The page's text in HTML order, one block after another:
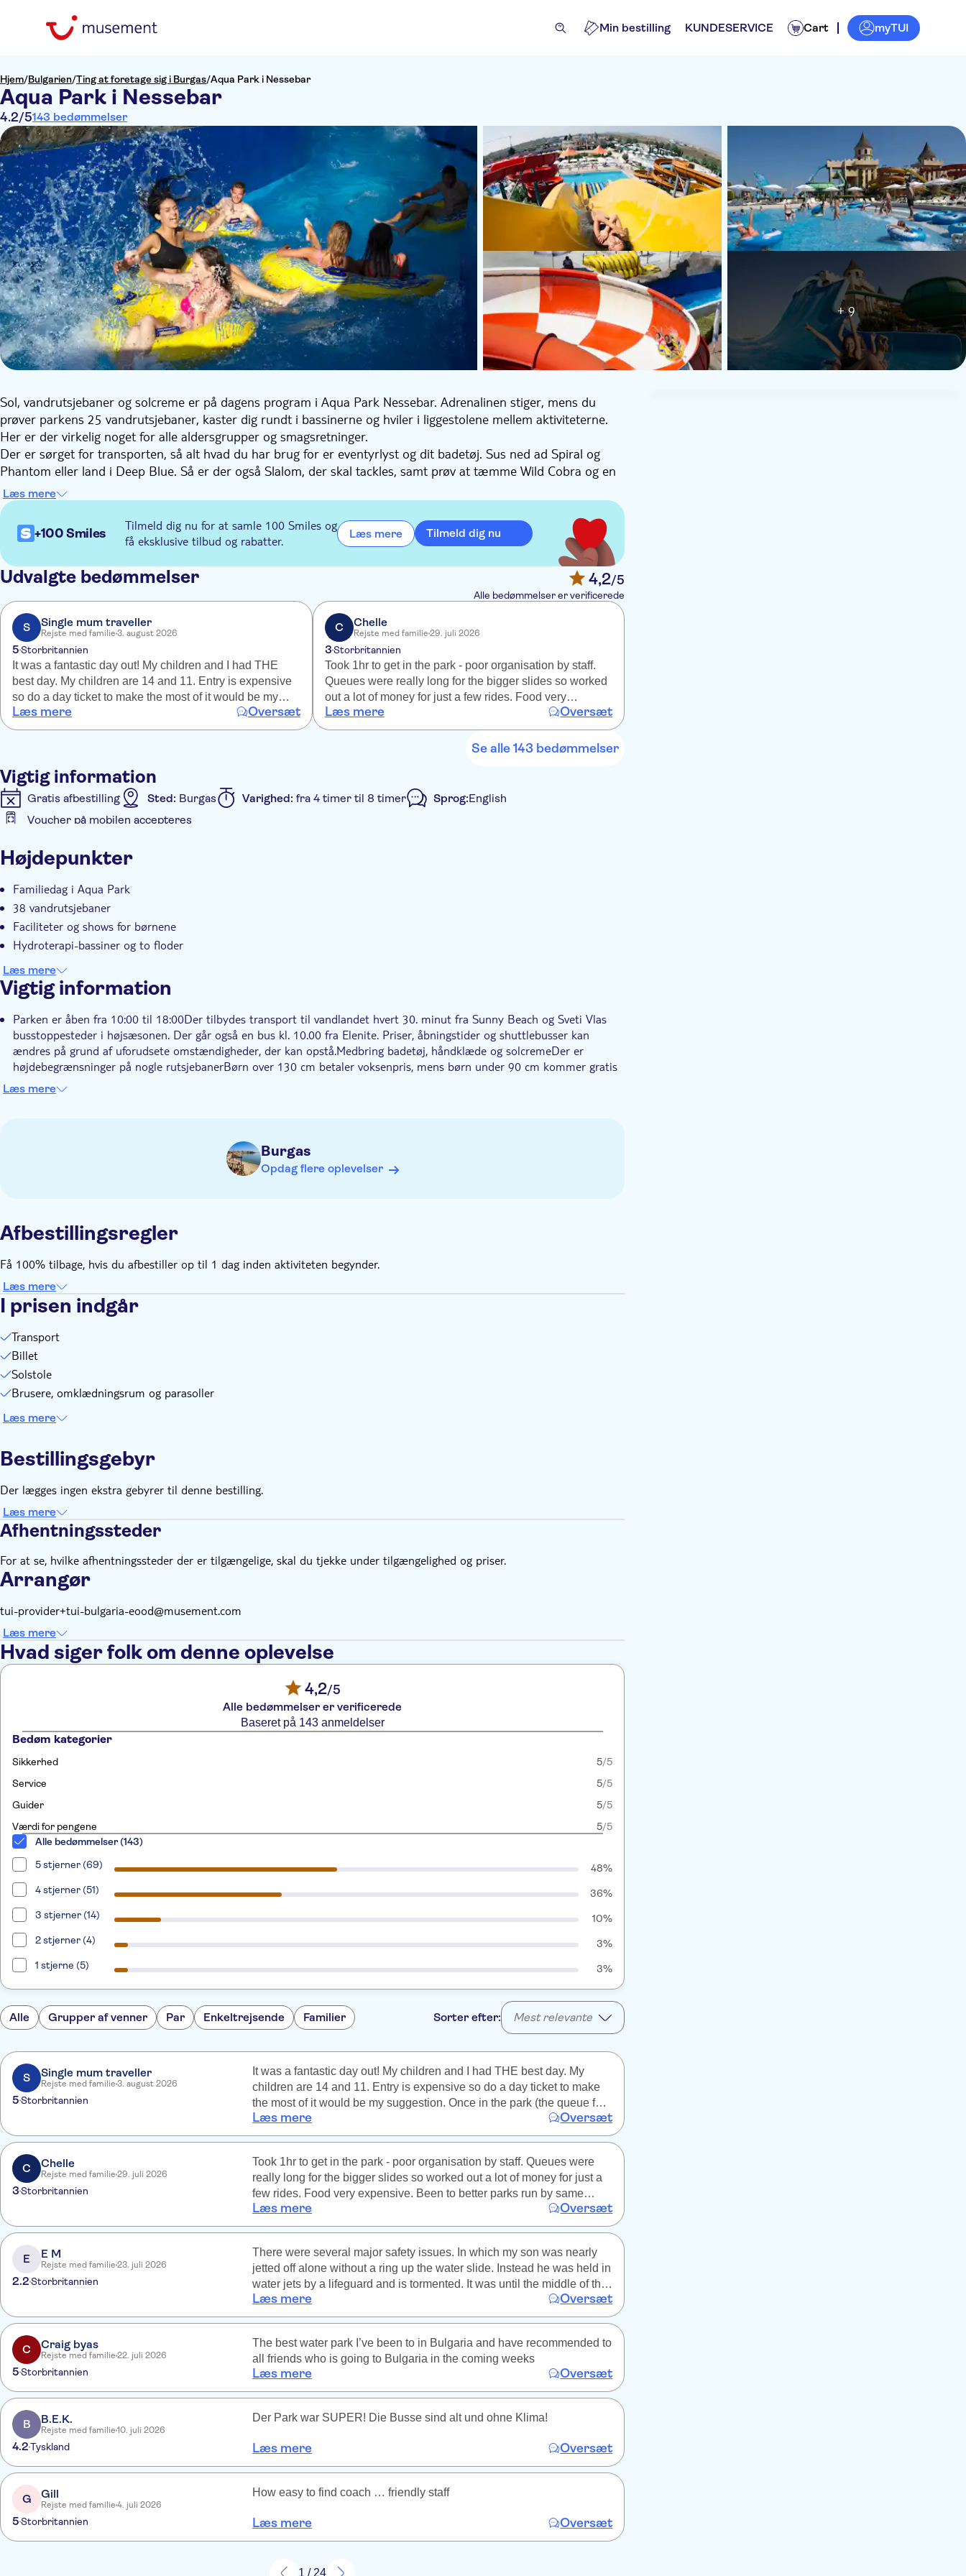
Min bestilling KUNDESERVICE Cart myTUI
Hjem/Bulgarien/Ting at foretage sig i Burgas/Aqua Park i Nessebar
Aqua Park i Nessebar
4.2/5143 bedømmelser
+ 9
Sol, vandrutsjebaner og solcreme er på dagens program i Aqua Park Nessebar. Adrenalinen stiger, mens du
prøver parkens 25 vandrutsjebaner, kaster dig rundt i bassinerne og hviler i liggestolene mellem aktiviteterne.
Her er der virkelig noget for alle aldersgrupper og smagsretninger.
Der er sørget for transporten, så alt hvad du har brug for er eventyrlyst og dit badetøj. Sus ned ad Spiral og
Phantom eller land i Deep Blue. Så er der også Slalom, der skal tackles, samt prøv at tæmme Wild Cobra og en
lang række andre vandrutsjebaner.
Indimellem kan du slappe af i de to floder, svømmebassinerne med hydroterapi eller i jacuzzien. Børnene kan
tilbringe deres tid i Water Castle og poolen, eller planlæg efter at se et af de mange shows i løbet af dagen.
Læs mere
+100 Smiles
Tilmeld dig nu for at samle 100 Smiles og
få eksklusive tilbud og rabatter.
Læs mere Tilmeld dig nu
Udvalgte bedømmelser 4,2/5
Alle bedømmelser er verificerede
S Single mum traveller
Rejste med familie 3. august 2026
5Storbritannien
It was a fantastic day out! My children and I had THE
best day. My children are 14 and 11. Entry is expensive
so do a day ticket to make the most of it would be my
suggestion. Once in the park (the queue for pre-paid
entry is LOOOOOOONG) it was well explained and well
by the parasol at all. It was a super hot day! Would
highly recommend and would 100% return.
Læs mere Oversæt
C Chelle
Rejste med familie29. juli 2026
3Storbritannien
Took 1hr to get in the park - poor organisation by staff.
Queues were really long for the bigger slides so worked
out a lot of money for just a few rides. Food very
expensive. Been to better parks run by same company
Læs mere Oversæt
Se alle 143 bedømmelser
Vigtig information
Gratis afbestilling Sted: Burgas Varighed: fra 4 timer til 8 timer Sprog:English
Voucher på mobilen accepteres
Øjeblikkelig bekræftelse
Højdepunkter
Familiedag i Aqua Park
38 vandrutsjebaner
Faciliteter og shows for børnene
Hydroterapi-bassiner og to floder
Læs mere
Vigtig information
Parken er åben fra 10:00 til 18:00Der tilbydes transport til vandlandet hvert 30. minut fra Sunny Beach og Sveti Vlas
busstoppesteder i højsæsonen. Der går også en bus kl. 10.00 fra Elenite. Priser, åbningstider og shuttlebusser kan
ændres på grund af uforudsete omstændigheder, der kan opstå.Medbring badetøj, håndklæde og solcremeDer er
højdebegrænsninger på nogle rutsjebanerBørn over 130 cm betaler voksenpris, mens børn under 90 cm kommer gratis
Penge til ekstra fornødenheder eller drikkepenge
Afhængig af vejrforholdene
Læs mere
Burgas
Opdag flere oplevelser
Afbestillingsregler
Få 100% tilbage, hvis du afbestiller op til 1 dag inden aktiviteten begynder.
Læs mere
I prisen indgår
Transport
Billet
Solstole
Brusere, omklædningsrum og parasoller
Læs mere
Bestillingsgebyr
Der lægges ingen ekstra gebyrer til denne bestilling.
Læs mere
Afhentningssteder
For at se, hvilke afhentningssteder der er tilgængelige, skal du tjekke under tilgængelighed og priser.
Arrangør
tui-provider+tui-bulgaria-eood@musement.com
Læs mere
Hvad siger folk om denne oplevelse
4,2/5
Alle bedømmelser er verificerede
Baseret på 143 anmeldelser
Bedøm kategorier
Sikkerhed 5/5
Service
5/5
Guider
5/5
Værdi for pengene
5/5
Alle bedømmelser (143)
5 stjerner (69)
48%
4 stjerner (51)
36%
3 stjerner (14)
10%
2 stjerner (4)
3%
1 stjerne (5)
3%
Alle Grupper af venner Par Enkeltrejsende Familier Sorter efter: Mest relevante
S Single mum traveller
Rejste med familie 3. august 2026
5Storbritannien
It was a fantastic day out! My children and I had THE best day. My
children are 14 and 11. Entry is expensive so do a day ticket to make
the most of it would be my suggestion. Once in the park (the queue for
pre-paid entry is LOOOOOOONG) it was well explained and well
organised. Choose sun loungers carefully, based on the sun
all. It was a super hot day! Would highly recommend and would 100%
return.
Læs mere Oversæt
C Chelle
Rejste med familie 29. juli 2026
3Storbritannien
Took 1hr to get in the park - poor organisation by staff. Queues were
really long for the bigger slides so worked out a lot of money for just a
few rides. Food very expensive. Been to better parks run by same
company
Læs mere Oversæt
E E M
Rejste med familie 23. juli 2026
2.2Storbritannien
There were several major safety issues. In which my son was nearly
jetted off alone without a ring up the water slide. Instead he was held in
water jets by a lifeguard and is tormented. It was until the middle of the
night he woke up screaming about the waterslide. I wish someone from
Tui would talk to me regarding this. I dont want to sue or anything. I
bigger rides. Asap before someone dies or is seriously hurt.
Læs mere Oversæt
C Craig byas
Rejste med familie 22. juli 2026
5Storbritannien
The best water park I’ve been to in Bulgaria and have recommended to
all friends who is going to Bulgaria in the coming weeks
Læs mere Oversæt
B B.E.K.
Rejste med familie 10. juli 2026
4.2Tyskland
Der Park war SUPER! Die Busse sind alt und ohne Klima!
Læs mere Oversæt
G Gill
Rejste med familie 4. juli 2026
5Storbritannien
How easy to find coach … friendly staff
Læs mere Oversæt
1 / 24